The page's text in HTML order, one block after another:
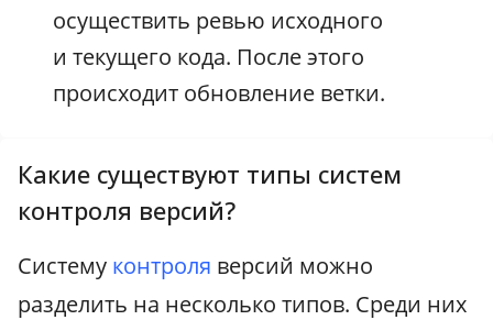
осуществить ревью исходного
и текущего кода. После этого
происходит обновление ветки.
Какие существуют типы систем
контроля версий?
Систему контроля версий можно
разделить на несколько типов. Среди них